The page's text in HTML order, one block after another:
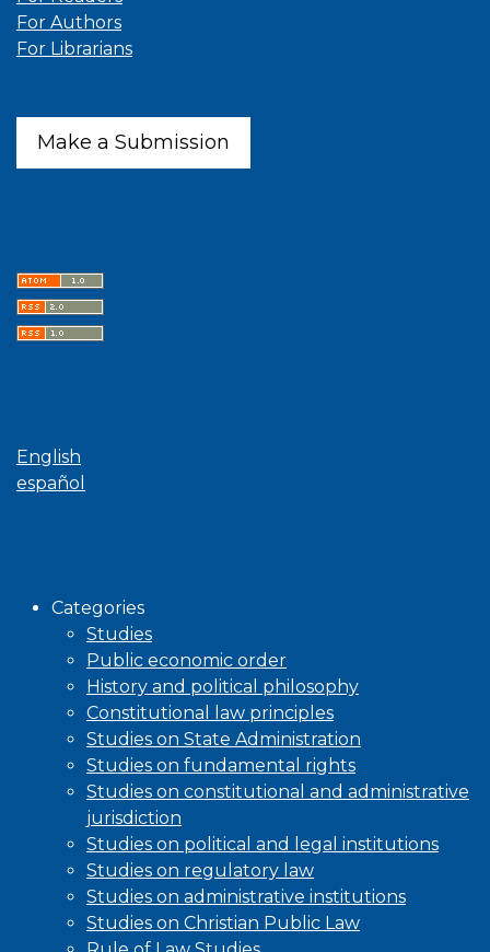
For Authors
For Librarians
Make a Submission
English
español
Categories
Studies
Public economic order
History and political philosophy
Constitutional law principles
Studies on State Administration
Studies on fundamental rights
Studies on constitutional and administrative
jurisdiction
Studies on political and legal institutions
Studies on regulatory law
Studies on administrative institutions
Studies on Christian Public Law